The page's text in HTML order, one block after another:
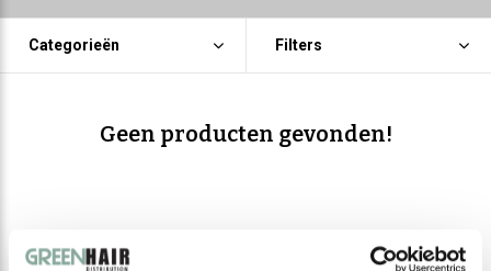
Categorieën Filters
Geen producten gevonden!